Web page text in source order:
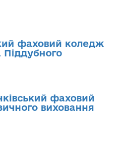
фаховий коледж
Піддубного
фаховий
виховання